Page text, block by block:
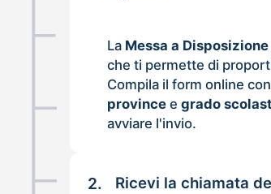
La Messa a
che ti permette di
Compila il form online
province egrado
avviare l'invio.
2. Ricevi la chiamata